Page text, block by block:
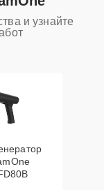
и узнайте